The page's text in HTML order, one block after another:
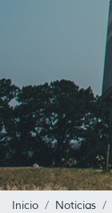
Inicio Noticias